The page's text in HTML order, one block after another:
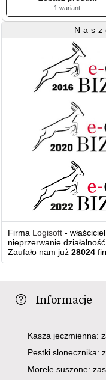
1 wariant
Firma Logisoft -
nieprzerwanie
Zaufało nam już28024
Informacje
Kasza jeczmienna:
Pestki slonecznika:
Morele suszone: